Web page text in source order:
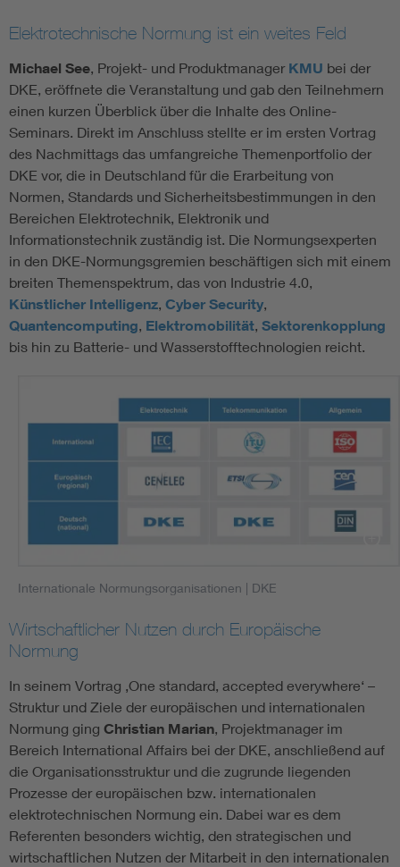
Elektrotechnische Normung ist ein weites Feld
Michael See, Projekt- und Produktmanager KMU bei der
DKE, eröffnete die Veranstaltung und gab den Teilnehmern
einen kurzen Überblick über die Inhalte des Online-
Seminars. Direkt im Anschluss stellte er im ersten Vortrag
des Nachmittags das umfangreiche Themenportfolio der
DKE vor, die in Deutschland für die Erarbeitung von
Normen, Standards und Sicherheitsbestimmungen in den
Bereichen Elektrotechnik, Elektronik und
Informationstechnik zuständig ist. Die Normungsexperten
in den DKE-Normungsgremien beschäftigen sich mit einem
breiten Themenspektrum, das von Industrie 4.0,
Künstlicher Intelligenz, Cyber Security,
Quantencomputing, Elektromobilität, Sektorenkopplung
bis hin zu Batterie- und Wasserstofftechnologien reicht.
Internationale Normungsorganisationen | DKE
Wirtschaftlicher Nutzen durch Europäische
Normung
In seinem Vortrag ‚One standard, accepted everywhere‘ –
Struktur und Ziele der europäischen und internationalen
Normung ging Christian Marian, Projektmanager im
Bereich International Affairs bei der DKE, anschließend auf
die Organisationsstruktur und die zugrunde liegenden
Prozesse der europäischen bzw. internationalen
elektrotechnischen Normung ein. Dabei war es dem
Referenten besonders wichtig, den strategischen und
wirtschaftlichen Nutzen der Mitarbeit in den internationalen